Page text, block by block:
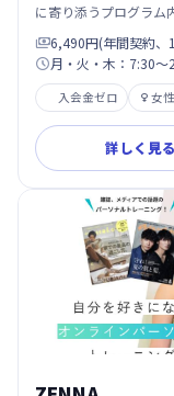
に寄り添うプログラム
6,490円(年間契約、
月・火・木：7:30
入会金ゼロ  女
詳しく見る